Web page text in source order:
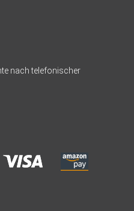
nach telefonischer